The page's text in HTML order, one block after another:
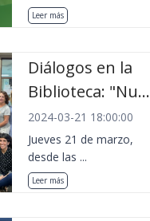
Leer más
Diálogos en la
Biblioteca: "Nu...
2024-03-21 18:00:00
Jueves 21 de marzo,
desde las ...
Leer más